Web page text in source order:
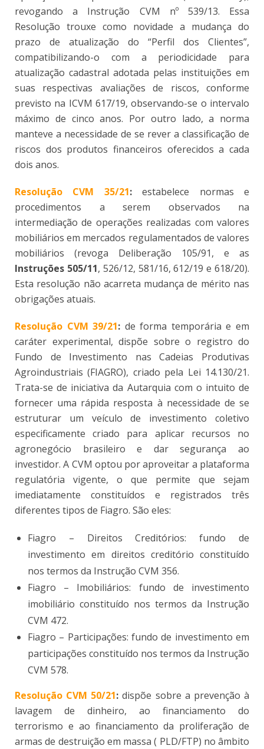
revogando a Instrução CVM nº 539/13. Essa
Resolução trouxe como novidade a mudança do
prazo de atualização do “Perfil dos Clientes”,
compatibilizando-o com a periodicidade para
atualização cadastral adotada pelas instituições em
suas respectivas avaliações de riscos, conforme
previsto na ICVM 617/19, observando-se o intervalo
máximo de cinco anos. Por outro lado, a norma
manteve a necessidade de se rever a classificação de
riscos dos produtos financeiros oferecidos a cada
dois anos.
Resolução CVM 35/21:estabelece normas e
procedimentos a serem observados na
intermediação de operações realizadas com valores
mobiliários em mercados regulamentados de valores
mobiliários (revoga Deliberação 105/91, e as
Instruções 505/11, 526/12, 581/16, 612/19 e 618/20).
Esta resolução não acarreta mudança de mérito nas
obrigações atuais.
Resolução CVM 39/21: de forma temporária e em
caráter experimental, dispõe sobre o registro do
Fundo de Investimento nas Cadeias Produtivas
Agroindustriais (FIAGRO), criado pela Lei 14.130/21.
Trata-se de iniciativa da Autarquia com o intuito de
fornecer uma rápida resposta à necessidade de se
estruturar um veículo de investimento coletivo
especificamente criado para aplicar recursos no
agronegócio brasileiro e dar segurança ao
investidor. A CVM optou por aproveitar a plataforma
regulatória vigente, o que permite que sejam
imediatamente constituídos e registrados três
diferentes tipos de Fiagro. São eles:
Fiagro – Direitos Creditórios: fundo de
investimento em direitos creditório constituído
nos termos da Instrução CVM 356.
Fiagro – Imobiliários: fundo de investimento
imobiliário constituído nos termos da Instrução
CVM 472.
Fiagro – Participações: fundo de investimento em
participações constituído nos termos da Instrução
CVM 578.
Resolução CVM 50/21:dispõe sobre a prevenção à
lavagem de dinheiro, ao financiamento do
terrorismo e ao financiamento da proliferação de
armas de destruição em massa ( PLD/FTP) no âmbito